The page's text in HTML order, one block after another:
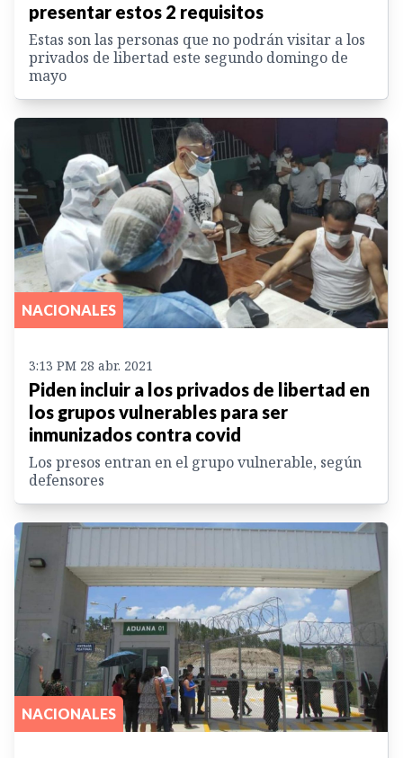
presentar estos 2 requisitos
Estas son las personas que no podrán visitar a los
privados de libertad este segundo domingo de
mayo
NACIONALES
3:13 PM 28 abr. 2021
Piden incluir a los privados de libertad en
los grupos vulnerables para ser
inmunizados contra covid
Los presos entran en el grupo vulnerable, según
defensores
NACIONALES